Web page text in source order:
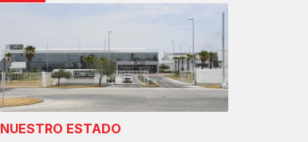
NUESTRO ESTADO